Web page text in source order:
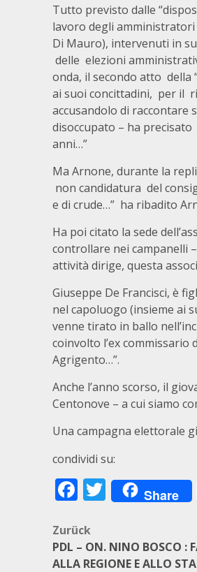
Tutto previsto dalle
lavoro degli
Di Mauro), intervenuti in
delle elezioni
onda, il secondo atto della
ai suoi concittadini, per il
accusandolo di raccontare
disoccupato – ha
anni…”
Ma Arnone, durante la
non candidatura del
e di crude…” ha ribadito
Ha poi citato la sede
controllare nei campanelli
attività dirige, questa
Giuseppe De Francisci, è
nel capoluogo (insieme ai
venne tirato in ballo
coinvolto l’ex commissario
Agrigento…”.
Anche l’anno scorso, il
Centonove – a cui siamo
Una campagna elettorale
condividi su:
Facebook
Twitter
Share
Zurück
PDL – ON. NINO BOSCO :
ALLA REGIONE E ALLO